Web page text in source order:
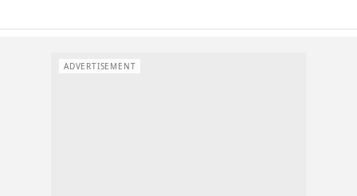
ADVERTISEMENT